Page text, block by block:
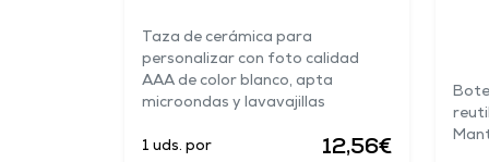
Taza de cerámica para
personalizar con foto calidad
AAA de color blanco, apta
microondas y lavavajillas
1 uds. por 12,56€